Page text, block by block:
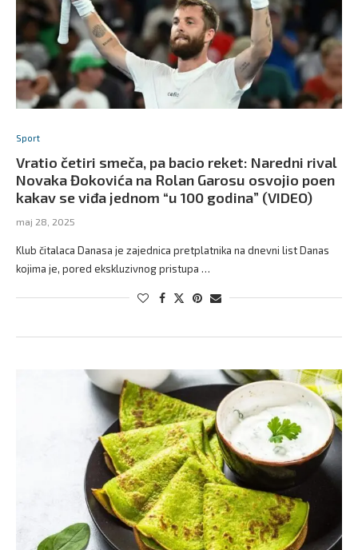
Sport
Vratio četiri smeča, pa bacio reket: Naredni rival
Novaka Đokovića na Rolan Garosu osvojio poen
kakav se viđa jednom “u 100 godina” (VIDEO)
maj 28, 2025
Klub čitalaca Danasa je zajednica pretplatnika na dnevni list Danas
kojima je, pored ekskluzivnog pristupa …